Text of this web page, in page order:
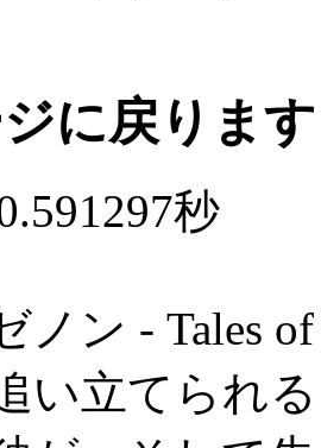
に戻ります
秒
ノン - Tales
い立てられ